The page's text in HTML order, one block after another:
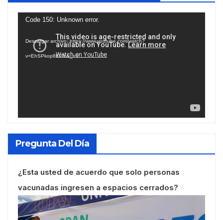
Reproductor
vídeo
Code 150: Unknown error.
Descargar archivo: https://www.youtube.com/watch?
v=EhSPkop8KPY&_=1
Pregunta Del Día
¿Esta usted de acuerdo que solo personas
vacunadas ingresen a espacios cerrados?